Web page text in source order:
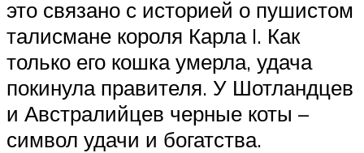
это связано с историей о пушистом
талисмане короля Карла I. Как
только его кошка умерла, удача
покинула правителя. У Шотландцев
и Австралийцев черные коты –
символ удачи и богатства.